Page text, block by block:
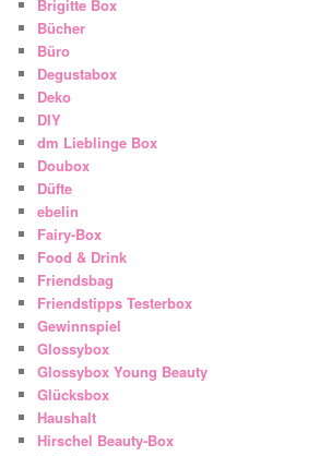
Brigitte Box
Bücher
Büro
Degustabox
Deko
DIY
dm Lieblinge Box
Doubox
Düfte
ebelin
Fairy-Box
Food & Drink
Friendsbag
Friendstipps Testerbox
Gewinnspiel
Glossybox
Glossybox Young Beauty
Glücksbox
Haushalt
Hirschel Beauty-Box